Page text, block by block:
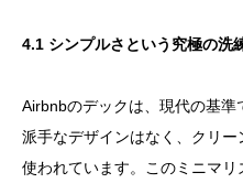
4.1 シンプルさという究極の洗
Airbnbのデックは、現代の基準
派手なデザインはなく、クリ
使われています。このミニマ